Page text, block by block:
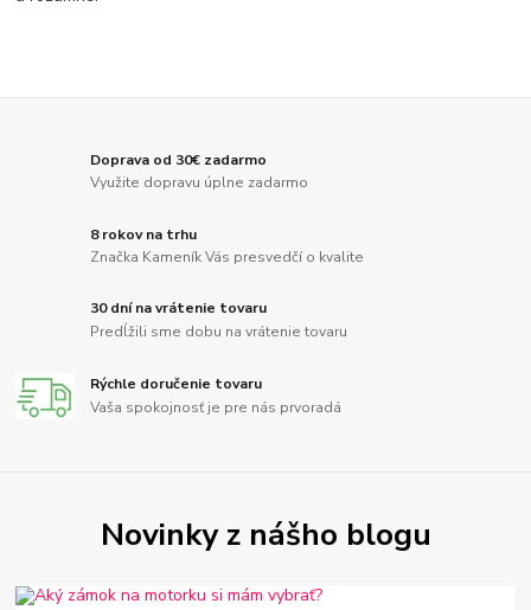
Doprava od 30€ zadarmo
Využite dopravu úplne zadarmo
8 rokov na trhu
Značka Kameník Vás presvedčí o kvalite
30 dní na vrátenie tovaru
Predĺžili sme dobu na vrátenie tovaru
Rýchle doručenie tovaru
Vaša spokojnosť je pre nás prvoradá
Novinky z nášho blogu